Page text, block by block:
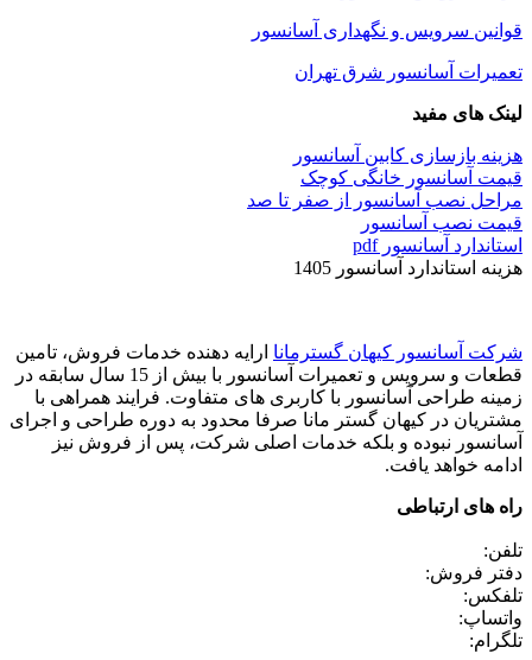
قوانین سرویس و نگهداری آسانسور
تعمیرات آسانسور شرق تهران
لینک های مفید
هزینه بازسازی کابین آسانسور
قیمت آسانسور خانگی کوچک
مراحل نصب آسانسور از صفر تا صد
قیمت نصب آسانسور
استاندارد آسانسور pdf
هزینه استاندارد آسانسور 1405
شرکت آسانسور کیهان گسترمانا ارایه دهنده خدمات فروش، تامین
قطعات و سرویس و تعمیرات آسانسور با بیش از 15 سال سابقه در
زمینه طراحی آسانسور با کاربری های متفاوت. فرایند همراهی با
مشتریان در کیهان گستر مانا صرفا محدود به دوره طراحی و اجرای
آسانسور نبوده و بلکه خدمات اصلی شرکت، پس از فروش نیز
ادامه خواهد یافت.
راه های ارتباطی
تلفن:
دفتر فروش:
تلفکس:
واتساپ:
تلگرام: